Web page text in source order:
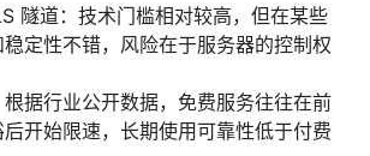
隧道：技术门槛相对较高，但在某些
定性不错，风险在于服务器的控制权
据行业公开数据，免费服务往往在前
开始限速，长期使用可靠性低于付费